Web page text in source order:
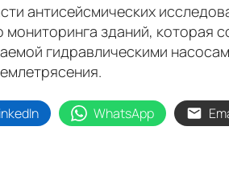
антисейсмических
зданий, которая
гидравлическими
WhatsApp